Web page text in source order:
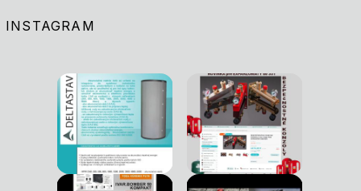
INSTAGRAM